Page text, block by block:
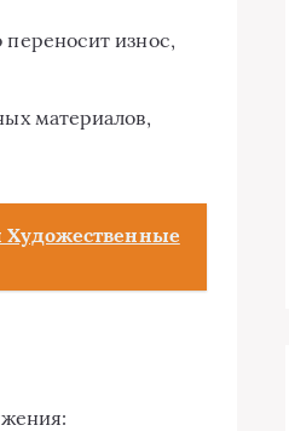
износ,
материалов,
Художественные